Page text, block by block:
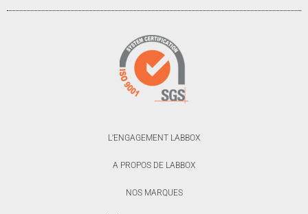
L’ENGAGEMENT LABBOX
A PROPOS DE LABBOX
NOS MARQUES